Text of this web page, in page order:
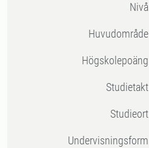
Nivå
Huvudområde
högskolepoäng
Studietakt
Studieort
Undervisningsform